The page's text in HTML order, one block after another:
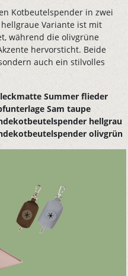
Kotbeutelspender in zwei
Variante ist mit
während die olivgrüne
hervorsticht. Beide
auch ein stilvolles
Summer flieder
Sam taupe
hellgrau
olivgrün